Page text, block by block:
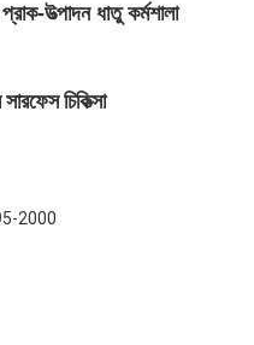
উত্পাদন ধাতু কর্মশালা
চিকিত্সা
2000